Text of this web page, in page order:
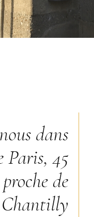
dans
Paris, 45
de
Chantilly